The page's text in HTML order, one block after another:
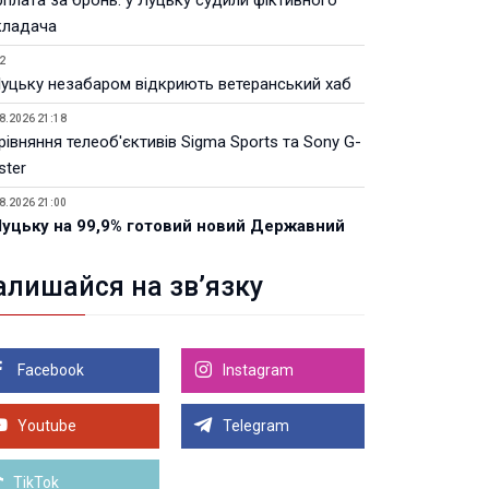
незабаром відкриють ветеранський хаб
21:18
телеоб'єктивів Sigma Sports та Sony G-
21:00
на 99,9% готовий новий Державний
17:41
фермерського господарства Миколи
17:00
хотів відкупитися від поїздки до ТЦК:
судили
Більше новин
на зв’язку
Facebook Instagram
Youtube Telegram
TikTok